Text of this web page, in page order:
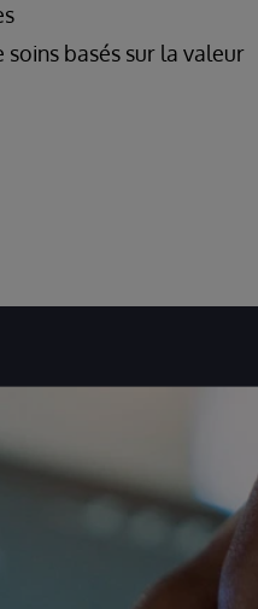
basés sur la valeur